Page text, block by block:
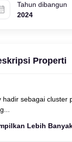
Tahun dibangun
2024
Properti
hadir sebagai cluster
Lebih